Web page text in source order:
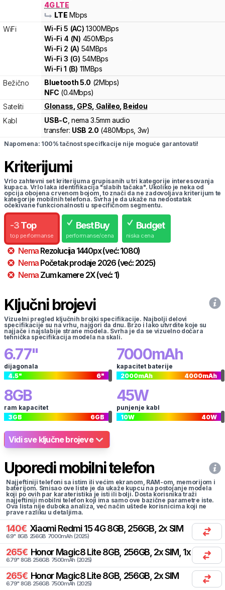
4G LTE
LTE Mbps
WiFi
Wi-Fi5 (AC) 1300MBps
Wi-Fi 4 (N) 450MBps
Wi-Fi 2 (A) 54MBps
Wi-Fi3 (G) 54MBps
Wi-Fi1 (B) 11MBps
Bežično
Bluetooth 5.0 (2Mbps)
NFC (0.4Mbps)
Sateliti
Glonass GPS Galileo Beidou
Kabl
USB-C , nema 3.5mm audio
transfer: USB 2.0 (480Mbps, 3w)
Napomena: 100% tačnost specifkacije nije moguće garantovati!
Kriterijumi
Vrlo zahtevni set kriterijuma grupisanih u tri kategorije interesovanja
kupaca. Vrlo laka identifikacija "slabih tačaka". Ukoliko je neka od
opcija obojena crvenom bojom, to znači da ne zadovoljava kriterijum te
kategorije mobilnih telefona. Svrha je da ukaže na nedostatak
očekivane funkcionalnosti u specifičnom segmentu.
-3 Top
top performanse
Best Buy
performanse/cena
Budget
niska cena
Nema Rezolucija 1440px(već:1080)
Nema Početak prodaje 2026 (već: 2025)
Nema Zum kamere 2X(već: 1)
Ključni brojevi
Vizuelni pregled ključnih brojki specifikacije. Najbolji delovi
specifikacije su na vrhu, najgori da dnu. Brzo i lako utvrdite koje su
najjače i najslabije strane modela. Svrha je da se vizuelno dočara
tehnička specifikacija modela na skali.
6.77"
dijagonala
4.5" 6"
7000mAh
kapacitet baterije
2000mAh 4000mAh
8GB
ram kapacitet
3GB 6GB
45W
punjenje kabl
10W 40W
Vidi sve ključne brojeve
Uporedi mobilni telefon
Najjeftiniji telefoni sa istim ili većim ekranom, RAM-om, memorijom i
baterijom. Smisao ove liste je da ukaže kupcu na postojanje modela
koji po ovih par karateristika je isti ili bolji. Dosta korisnika traži
najjeftiniji mobilni telefon koji ima samo ove bazične parametre iste.
Ova lista nije duboka analiza, već način uštede korisnicima koji ne
prave razliku u detaljima.
140€ Xiaomi Redmi 15 4G 8GB, 256GB, 2x SIM
6.9" 8GB 256GB 7000mAh (2025)
265€ Honor Magic8 Lite 8GB, 256GB, 2x SIM, 1x eSIM
6.79" 8GB 256GB 7500mAh (2025)
265€ Honor Magic8 Lite 8GB, 256GB, 2x SIM
6.79" 8GB 256GB 7500mAh (2025)